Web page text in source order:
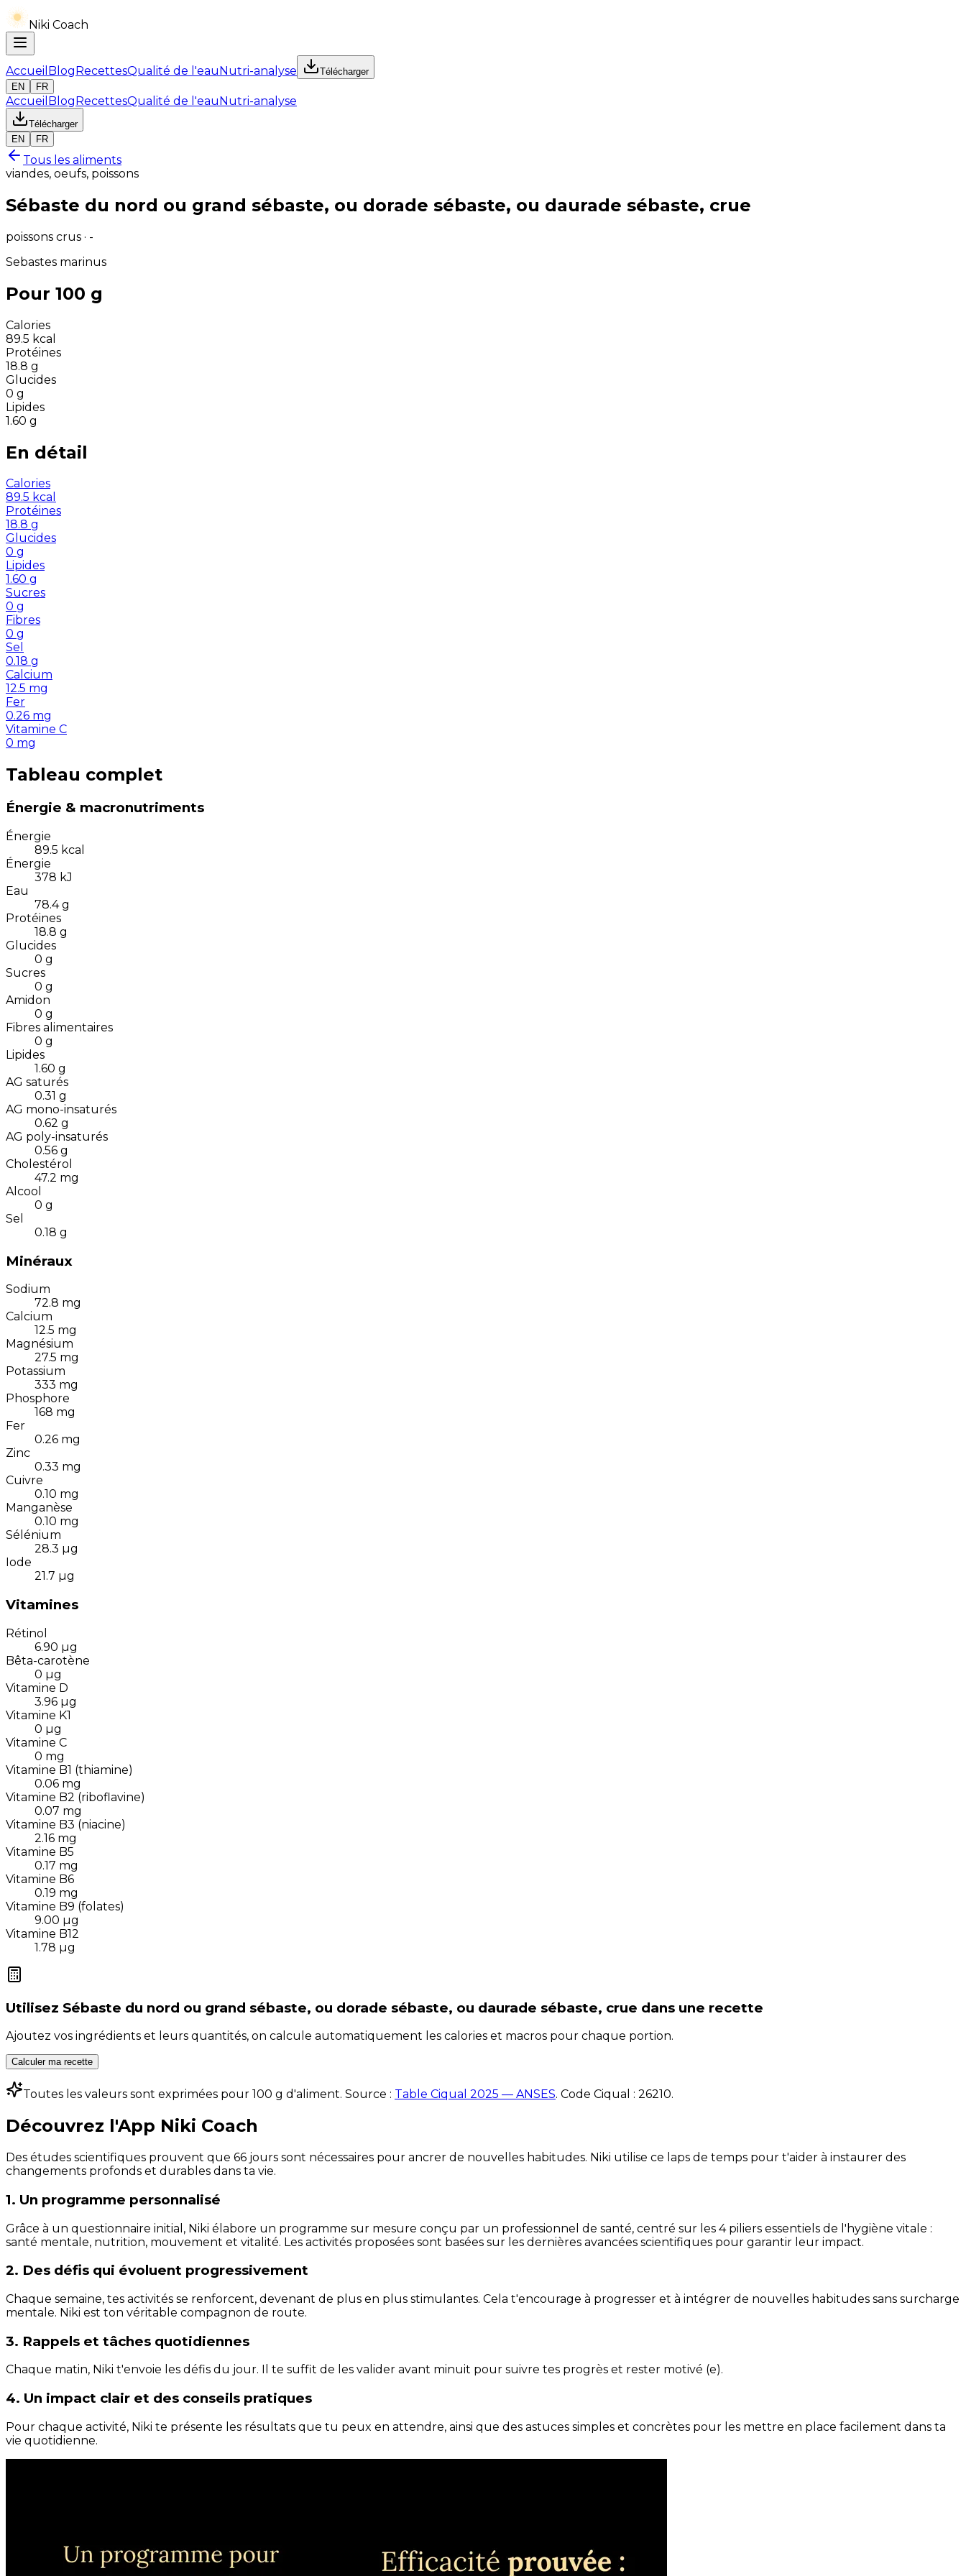
Niki Coach
Accueil BlogRecettesQualité de l'eauNutri-analyse
Télécharger
EN
FR
Accueil BlogRecettesQualité de l'eauNutri-analyse
Télécharger
EN
FR
Tous les aliments
viandes, oeufs, poissons
Sébaste du nord ou grand sébaste, ou dorade sébaste, ou daurade sébaste, crue
poissons crus · -
Sebastes marinus
Pour 100 g
Calories
89.5 kcal
Protéines
18.8 g
Glucides
0 g
Lipides
1.60 g
En détail
Calories
89.5 kcal
Protéines
18.8 g
Glucides
0 g
Lipides
1.60 g
Sucres
0 g
Fibres
0 g
Sel
0.18 g
Calcium
12.5 mg
Fer
0.26 mg
Vitamine C
0 mg
Tableau complet
Énergie & macronutriments
Énergie
89.5 kcal
Énergie
378 kJ
Eau
78.4 g
Protéines
18.8 g
Glucides
0 g
Sucres
0 g
Amidon
0 g
Fibres alimentaires
0 g
Lipides
1.60 g
AG saturés
0.31 g
AG mono-insaturés
0.62 g
AG poly-insaturés
0.56 g
Cholestérol
47.2 mg
Alcool
0 g
Sel
0.18 g
Minéraux
Sodium
72.8 mg
Calcium
12.5 mg
Magnésium
27.5 mg
Potassium
333 mg
Phosphore
168 mg
Fer
0.26 mg
Zinc
0.33 mg
Cuivre
0.10 mg
Manganèse
0.10 mg
Sélénium
28.3 µg
Iode
21.7 µg
Vitamines
Rétinol
6.90 µg
Bêta-carotène
0 µg
Vitamine D
3.96 µg
Vitamine K1
0 µg
Vitamine C
0 mg
Vitamine B1 (thiamine)
0.06 mg
Vitamine B2 (riboflavine)
0.07 mg
Vitamine B3 (niacine)
2.16 mg
Vitamine B5
0.17 mg
Vitamine B6
0.19 mg
Vitamine B9 (folates)
9.00 µg
Vitamine B12
1.78 µg
Utilisez Sébaste du nord ou grand sébaste, ou dorade sébaste, ou daurade sébaste, crue dans une recette
Ajoutez vos ingrédients et leurs quantités, on calcule automatiquement les calories et macros pour chaque portion.
Calculer ma recette
Toutes les valeurs sont exprimées pour 100 g d'aliment. Source : Table Ciqual 2025 — ANSES. Code Ciqual : 26210.
Découvrez l'App Niki Coach
Des études scientifiques prouvent que 66 jours sont nécessaires pour ancrer de nouvelles habitudes. Niki utilise ce laps de temps pour t'aider à instaurer des
changements profonds et durables dans ta vie.
1. Un programme personnalisé
Grâce à un questionnaire initial, Niki élabore un programme sur mesure conçu par un professionnel de santé, centré sur les 4 piliers essentiels de l'hygiène vitale :
santé mentale, nutrition, mouvement et vitalité. Les activités proposées sont basées sur les dernières avancées scientifiques pour garantir leur impact.
2. Des défis qui évoluent progressivement
Chaque semaine, tes activités se renforcent, devenant de plus en plus stimulantes. Cela t'encourage à progresser et à intégrer de nouvelles habitudes sans surcharge
mentale. Niki est ton véritable compagnon de route.
3. Rappels et tâches quotidiennes
Chaque matin, Niki t'envoie les défis du jour. Il te suffit de les valider avant minuit pour suivre tes progrès et rester motivé (e).
4. Un impact clair et des conseils pratiques
Pour chaque activité, Niki te présente les résultats que tu peux en attendre, ainsi que des astuces simples et concrètes pour les mettre en place facilement dans ta
vie quotidienne.